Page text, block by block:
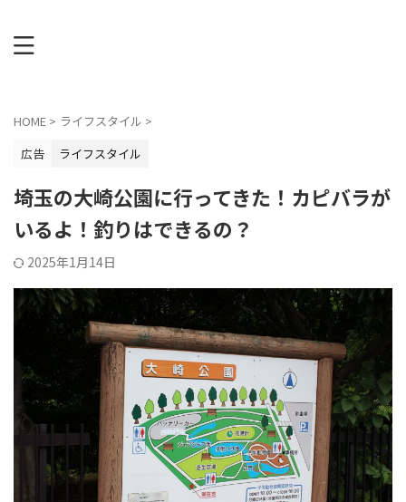
HOME > ライフスタイル >
広告
ライフスタイル
埼玉の大崎公園に行ってきた！カピバラが
いるよ！釣りはできるの？
2025年1月14日